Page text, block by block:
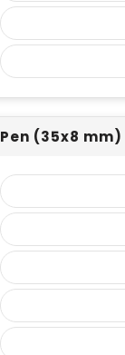
Pen (35x8 mm)